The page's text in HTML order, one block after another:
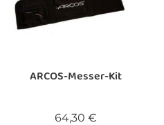
ARCOS-Messer-Kit
64,30 €